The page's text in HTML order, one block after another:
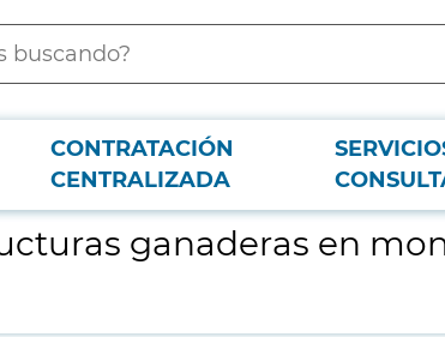
CONTRATACIÓN
CENTRALIZADA
gestionados del Servicio de Gestión Forestal III
ganaderas en